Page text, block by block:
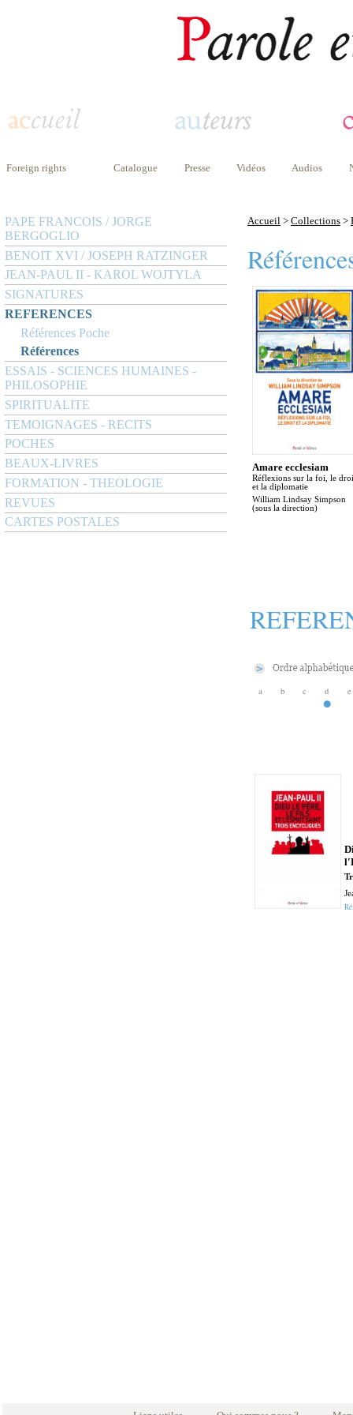
Foreign rights Catalogue Presse Vidéos Audios
PAPE FRANCOIS / JORGE
BERGOGLIO
BENOIT XVI / JOSEPH RATZINGER
JEAN-PAUL II - KAROL WOJTYLA
SIGNATURES
REFERENCES
Références Poche
Références
ESSAIS - SCIENCES HUMAINES -
PHILOSOPHIE
SPIRITUALITE
TEMOIGNAGES - RECITS
POCHES
BEAUX-LIVRES
FORMATION - THEOLOGIE
REVUES
CARTES POSTALES
Accueil > Collections >
Amare ecclesiam
Réflexions sur la foi, le
et la diplomatie
William Lindsay Simpson
(sous la direction)
a b c d e